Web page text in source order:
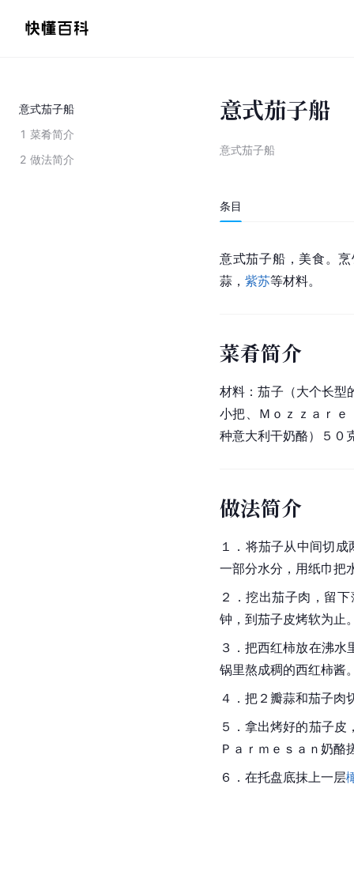
意式茄子船
1 菜肴简介
2 做法简介
意式茄子船
意式茄子船
条目
意式茄子船，美食。烹
蒜， 紫苏等材料。
菜肴简介
材料：茄子（大个长型
小把、Ｍｏｚｚａｒｅ
种意大利干奶酪）５０
做法简介
１．将茄子从中间切
一部分水分，用纸巾把
２．挖出茄子肉，留
钟，到茄子皮烤软为止
３．把西红柿放在沸
锅里熬成稠的西红柿酱
４．把２瓣蒜和茄子肉
５．拿出烤好的茄子
Ｐａｒｍｅｓａｎ奶酪
６．在托盘底抹上一层